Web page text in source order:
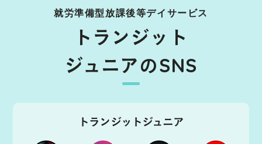
就労準備型放課後等デイサービス
トランジット
ジュニアのSNS
トランジットジュニア